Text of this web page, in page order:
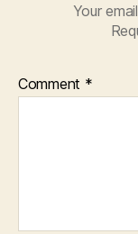
Your
Comment *